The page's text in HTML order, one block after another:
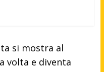
si mostra al
volta e diventa